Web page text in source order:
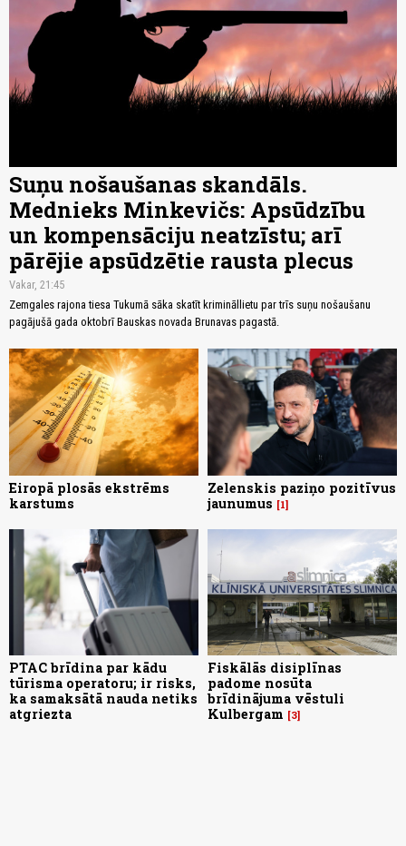
Suņu nošaušanas skandāls.
Mednieks Minkevičs: Apsūdzību
un kompensāciju neatzīstu; arī
pārējie apsūdzētie rausta plecus
Vakar, 21:45
Zemgales rajona tiesa Tukumā sāka skatīt krimināllietu par trīs suņu nošaušanu
pagājušā gada oktobrī Bauskas novada Brunavas pagastā.
Eiropā plosās ekstrēms
karstums
Zelenskis paziņo pozitīvus
jaunumus
1
PTAC brīdina par kādu
tūrisma operatoru; ir risks,
ka samaksātā nauda netiks
atgriezta
Fiskālās disiplīnas
padome nosūta
brīdinājuma vēstuli
Kulbergam
3